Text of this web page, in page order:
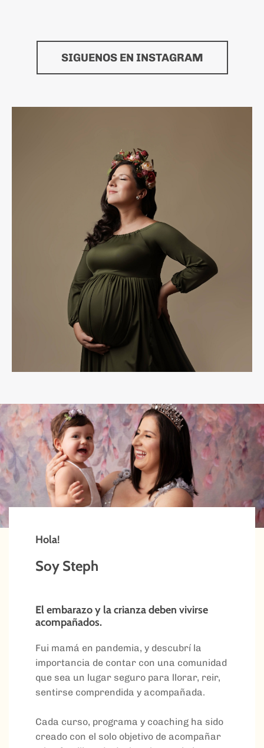
SIGUENOS EN INSTAGRAM
Hola!
Soy Steph
El embarazo y la crianza deben vivirse
acompañados.
Fui mamá en pandemia, y descubrí la
importancia de contar con una comunidad
que sea un lugar seguro para llorar, reir,
sentirse comprendida y acompañada.
Cada curso, programa y coaching ha sido
creado con el solo objetivo de acompañar